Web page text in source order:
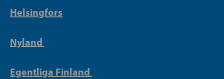
Helsingfors
Nyland
Egentliga Finland